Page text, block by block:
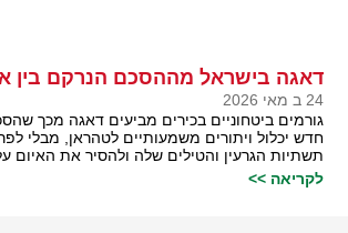
דאגה בישראל מההסכם הנרקם בין
24 ב מאי 2026
גורמים ביטחוניים בכירים מביעים דאגה מכך
חדש יכלול ויתורים משמעותיים לטהראן, מבלי
תשתיות הגרעין והטילים שלה ולהסיר את האיום
לקריאה >>